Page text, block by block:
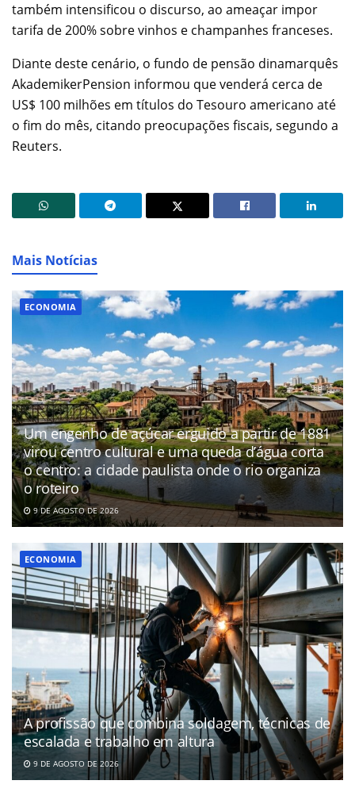
também intensificou o discurso, ao ameaçar impor
tarifa de 200% sobre vinhos e champanhes franceses.
Diante deste cenário, o fundo de pensão dinamarquês
AkademikerPension informou que venderá cerca de
US$ 100 milhões em títulos do Tesouro americano até
o fim do mês, citando preocupações fiscais, segundo a
Reuters.
Mais Notícias
ECONOMIA
Um engenho de açúcar erguido a partir de 1881
virou centro cultural e uma queda d’água corta
o centro: a cidade paulista onde o rio organiza
o roteiro
9 DE AGOSTO DE 2026
ECONOMIA
A profissão que combina soldagem, técnicas de
escalada e trabalho em altura
9 DE AGOSTO DE 2026